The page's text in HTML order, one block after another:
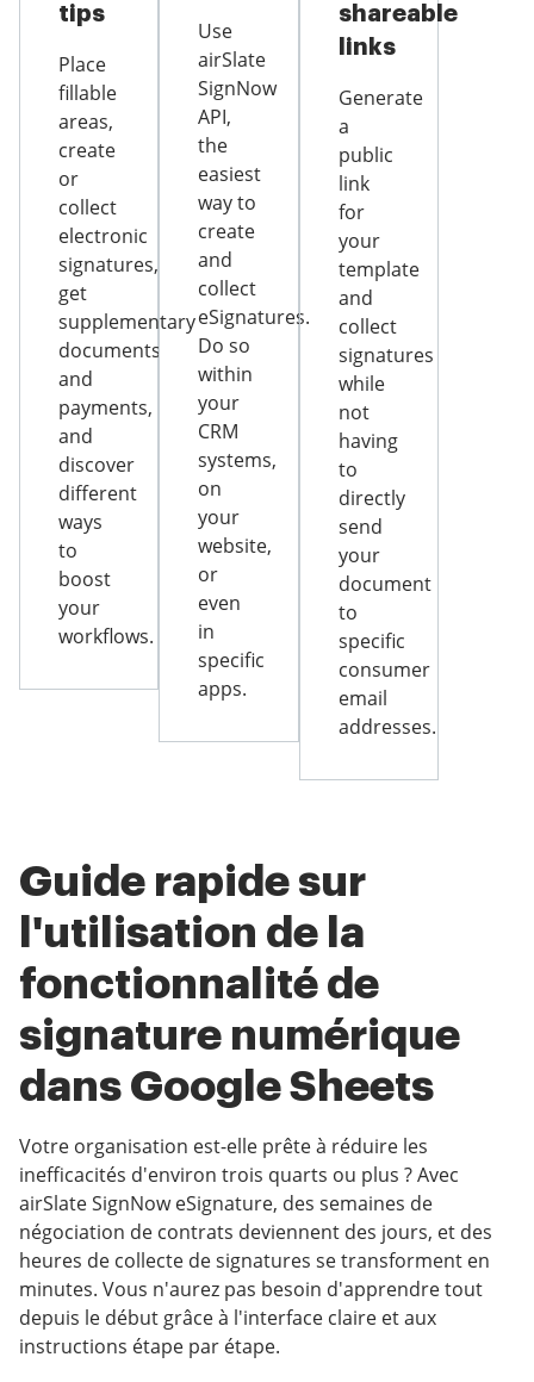
tips
Place
fillable
areas,
create
or
collect
electronic
signatures,
get
supplementary
documents
and
payments,
and
discover
different
ways
to
boost
your
workflows.
Use
airSlate
SignNow
API,
the
easiest
way to
create
and
collect
eSignatures.
Do so
within
your
CRM
systems,
on
your
website,
or
even
in
specific
apps.
shareable
links
Generate
a
public
link
for
your
template
and
collect
signatures
while
not
having
to
directly
send
your
document
to
specific
consumer
email
addresses.
Guide rapide sur
l'utilisation de la
fonctionnalité de
signature numérique
dans Google Sheets
Votre organisation est-elle prête à réduire les
inefficacités d'environ trois quarts ou plus ? Avec
airSlate SignNow eSignature, des semaines de
négociation de contrats deviennent des jours, et des
heures de collecte de signatures se transforment en
minutes. Vous n'aurez pas besoin d'apprendre tout
depuis le début grâce à l'interface claire et aux
instructions étape par étape.